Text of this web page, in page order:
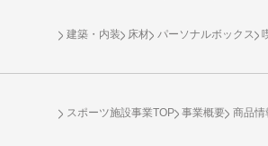
建築・内装 床材 パーソナルボックス
スポーツ施設事業TOP 事業概要 商品情